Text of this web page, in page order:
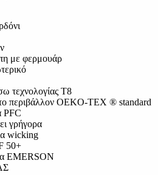
με φερμουάρ
τεχνολογίας T8
περιβάλλον OEKO-TEX ® standard
PFC
γρήγορα
wicking
50+
EMERSON